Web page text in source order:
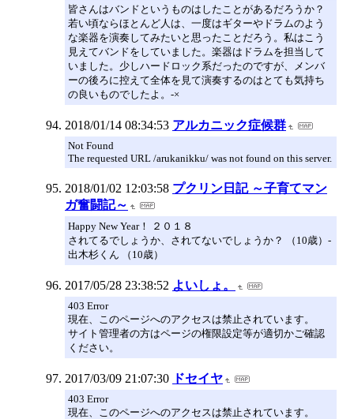
皆さんはバンドというものはしたことがあるだろうか？
若い頃ならほとんど人は、一度はギターやドラムのよう
な楽器を演奏してみたいと思ったことだろう。私はこう
見えてバンドをしていました。楽器はドラムを担当して
いました。少しハードロック系だったのですが、メンバ
ーの後ろに控えて全体を見て演奏するのはとても気持ち
の良いものでしたよ。-×
2018/01/14 08:34:53 アルカニック症候群
Not Found
The requested URL /arukanikku/ was not found on this server.
2018/01/02 12:03:58 プクリン日記 ～子育てマン
ガ奮闘記～
Happy New Year！ ２０１８
されてるでしょうか、されてないでしょうか？ （10歳）-
出木杉くん （10歳）
2017/05/28 23:38:52 よいしょ。
403 Error
現在、このページへのアクセスは禁止されています。
サイト管理者の方はページの権限設定等が適切かご確認
ください。
2017/03/09 21:07:30 ドセイヤ
403 Error
現在、このページへのアクセスは禁止されています。